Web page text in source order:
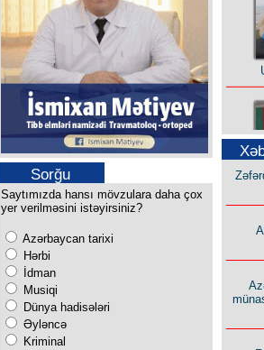
Sorğu
Saytımızda hansı mövzulara daha çox
yer verilməsini istəyirsiniz?
Azərbaycan tarixi
Hərbi
İdman
Musiqi
Dünya hadisələri
Əyləncə
Kriminal